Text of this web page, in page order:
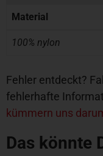
Material
100% nylon
Fehler entdeckt?
fehlerhafte
kümmern uns
Das könnte